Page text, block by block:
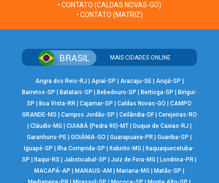
• CONTATO (CALDAS NOVAS-GO)
• CONTATO (MATRIZ)
MAIS CIDADES ONLINE
Angra dos Reis-RJ Apiaí-SP Aracaju-SE| Arujá-SP
Barretos-SP
Batatais-SP Bebedouro-SP Bertioga-SP
Birigui-
SP
Boa Vista-RR |Cajamar-SP |Caldas Novas-GO |CAMPO
GRANDE-MS
Campos Jordão-SP Ceilândia-DF| Cerejeiras-RO
Cláudio-MG CUIABÁ (Pedra 90)-MT| Duque de Caxias-RJ
Garanhuns-PE |GOIÂNIA-GO |Guarapuava-PR |Guariba-SP
Iguapé-SP
Ilha Comprida-SP Itabirito-MG
Itaquaquecetuba-
SP
Itaqui-RS |Jaboticabal-SP |Juiz de Fora-MG Londrina-PR
MACAPÁ-AP
MANAUS-AM Mariana-MG Matão-SP